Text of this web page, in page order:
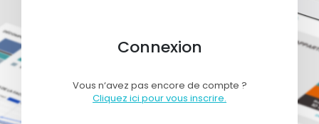
Connexion
Vous n‘avez pas encore de compte ?
Cliquez ici pour vous inscrire.